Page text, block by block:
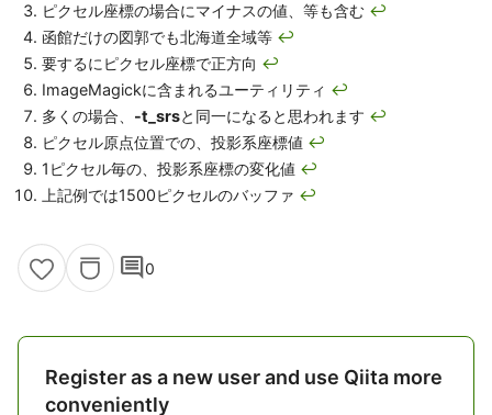
ピクセル座標の場合にマイナスの値、等も含む ↩
函館だけの図郭でも北海道全域等 ↩
要するにピクセル座標で正方向 ↩
ImageMagickに含まれるユーティリティ ↩
多くの場合、 -t_srsと同一になると思われます ↩
ピクセル原点位置での、投影系座標値 ↩
1ピクセル毎の、投影系座標の変化値 ↩
上記例では1500ピクセルのバッファ ↩
comment0
Register as a new user and use Qiita more
conveniently